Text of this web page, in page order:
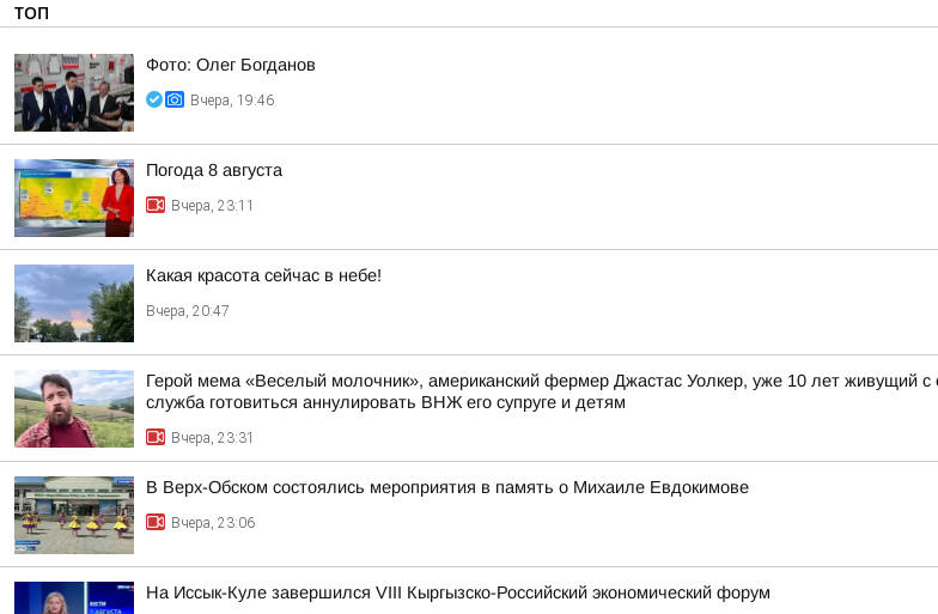
ТОП
Фото: Олег Богданов
Вчера, 19:46
Погода 8 августа
Вчера, 23:11
Какая красота сейчас в небе!
Вчера, 20:47
Герой мема «Веселый молочник», американский фермер Джастас Уолкер, уже 10 лет живущий с
служба готовиться аннулировать ВНЖ его супруге и детям
Вчера, 23:31
В Верх-Обском состоялись мероприятия в память о Михаиле Евдокимове
Вчера, 23:06
На Иссык-Куле завершился VIII Кыргызско-Российский экономический форум